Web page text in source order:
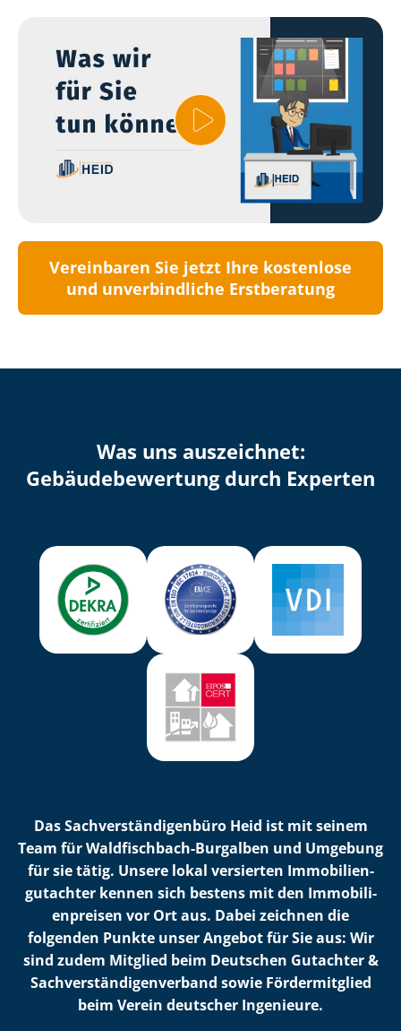
Vereinbaren Sie jetzt Ihre kostenlose
und unverbindliche Erstberatung
Was uns auszeichnet:
Ge­bäu­de­be­wer­tung durch Experten
Das Sach­ver­stän­di­gen­bü­ro Heid ist mit seinem
Team für Waldfischbach-Burgalben und Umgebung
für sie tätig. Unsere lokal versierten Im­mo­bi­li­en­
gut­ach­ter kennen sich bestens mit den Im­mo­bi­li­
en­prei­sen vor Ort aus. Dabei zeichnen die
folgenden Punkte unser Angebot für Sie aus: Wir
sind zudem Mitglied beim Deutschen Gutachter &
Sach­ver­stän­di­gen­ver­band sowie Fördermitglied
beim Verein deutscher Ingenieure.